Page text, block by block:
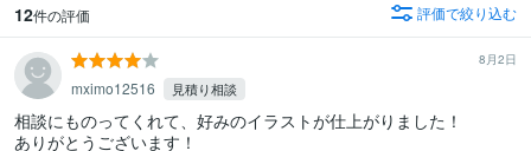
12件の評価 評価で絞り込む
8月2日
mximo12516 見積り相談
相談にものってくれて、好みのイラストが仕上がりました！
ありがとうございます！